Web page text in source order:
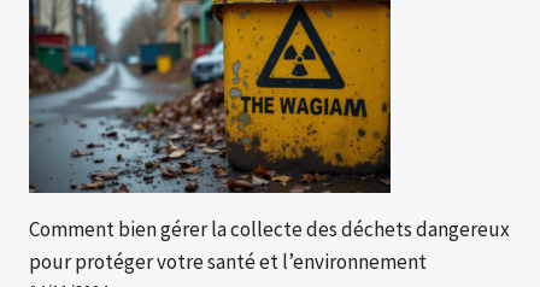
Comment bien gérer la collecte des déchets dangereux
pour protéger votre santé et l’environnement